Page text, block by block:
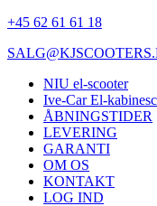
+45 62 61 61 18
NIU el-scooter
Ive-Car El-
ÅBNINGSTIDER
LEVERING
GARANTI
OM OS
KONTAKT
LOG IND